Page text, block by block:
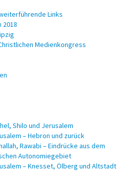
Links
2018
Medienkongress
Shilo und Jerusalem
– Hebron und zurück
Rawabi – Eindrücke aus dem
Autonomiegebiet
– Knesset, Ölberg und Altstadt